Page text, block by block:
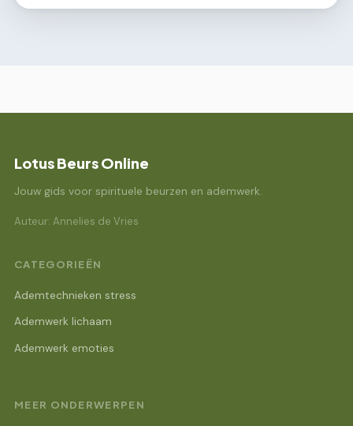
Lotus Beurs Online
Jouw gids voor spirituele beurzen en ademwerk.
Auteur: Annelies de Vries
CATEGORIEËN
Ademtechnieken stress
Ademwerk lichaam
Ademwerk emoties
MEER ONDERWERPEN